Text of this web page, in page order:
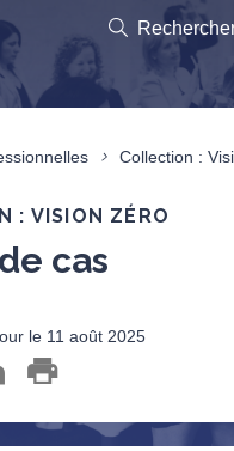
Collection :
: VISION ZÉRO
cas
le 11 août 2025